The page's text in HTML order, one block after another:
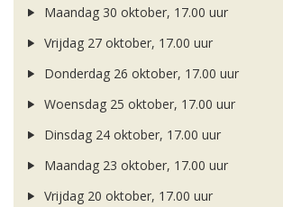
Maandag 30 oktober, 17.00 uur
Vrijdag 27 oktober, 17.00 uur
Donderdag 26 oktober, 17.00 uur
Woensdag 25 oktober, 17.00 uur
Dinsdag 24 oktober, 17.00 uur
Maandag 23 oktober, 17.00 uur
Vrijdag 20 oktober, 17.00 uur